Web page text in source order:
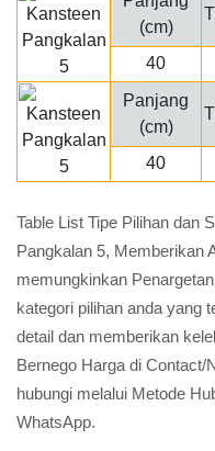
(cm)
40
Panjang
(cm)
40
Table List Tipe Pilihan dan
Pangkalan 5, Memberikan
memungkinkan
kategori pilihan anda yang
detail dan memberikan
Bernego Harga di Contact/
hubungi melalui Metode
WhatsApp.